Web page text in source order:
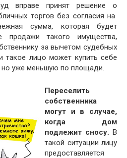
вправе принят решение о
торгов без согласия на
сумма, которая будет
продажи такого имущества,
за вычетом судебных
такое лицо может купить себе
уже меньшую по площади.
Переселить
собственника
могут и в случае,
когда дом
подлежит сносу. В
такой ситуации лицу
предоставляется